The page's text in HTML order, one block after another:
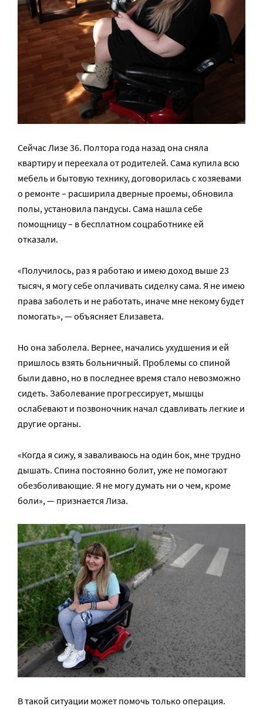
Сейчас Лизе 36. Полтора года назад она сняла
квартиру и переехала от родителей. Сама купила всю
мебель и бытовую технику, договорилась с хозяевами
о ремонте – расширила дверные проемы, обновила
полы, установила пандусы. Сама нашла себе
помощницу – в бесплатном соцработнике ей
отказали.
«Получилось, раз я работаю и имею доход выше 23
тысяч, я могу себе оплачивать сиделку сама. Я не имею
права заболеть и не работать, иначе мне некому будет
помогать», — объясняет Елизавета.
Но она заболела. Вернее, начались ухудшения и ей
пришлось взять больничный. Проблемы со спиной
были давно, но в последнее время стало невозможно
сидеть. Заболевание прогрессирует, мышцы
ослабевают и позвоночник начал сдавливать легкие и
другие органы.
«Когда я сижу, я заваливаюсь на один бок, мне трудно
дышать. Спина постоянно болит, уже не помогают
обезболивающие. Я не могу думать ни о чем, кроме
боли», — признается Лиза.
В такой ситуации может помочь только операция.